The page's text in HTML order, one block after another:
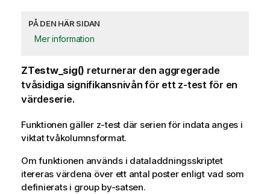
PÅ DEN HÄR SIDAN
Mer information
ZTestw_sig() returnerar den aggregerade
tvåsidiga signifikansnivån för ett z-test för en
värdeserie.
Funktionen gäller z-test där serien för indata anges i
viktat tvåkolumnsformat.
Om funktionen används i dataladdningsskriptet
itereras värdena över ett antal poster enligt vad som
definierats i group by-satsen.